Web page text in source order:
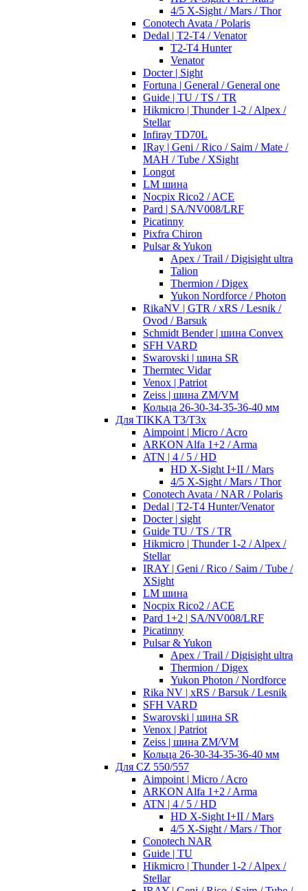
4/5 X-Sight / Mars / Thor
Conotech Avata / Polaris
Dedal | T2-T4 / Venator
T2-T4 Hunter
Venator
Docter | Sight
Fortuna | General / General one
Guide | TU / TS / TR
Hikmicro | Thunder 1-2 / Alpex /
Stellar
Infiray TD70L
IRay | Geni / Rico / Saim / Mate /
MAH / Tube / XSight
Longot
LM шина
Nocpix Rico2 / ACE
Pard | SA/NV008/LRF
Picatinny
Pixfra Chiron
Pulsar & Yukon
Apex / Trail / Digisight ultra
Talion
Thermion / Digex
Yukon Nordforce / Photon
RikaNV | GTR / xRS / Lesnik /
Ovod / Barsuk
Schmidt Bender | шина Convex
SFH VARD
Swarovski | шина SR
Thermtec Vidar
Venox | Patriot
Zeiss | шина ZM/VM
Кольца 26-30-34-35-36-40 мм
Для TIKKA T3/T3x
Aimpoint | Micro / Acro
ARKON Alfa 1+2 / Arma
ATN | 4 / 5 / HD
HD X-Sight I+II / Mars
4/5 X-Sight / Mars / Thor
Conotech Avata / NAR / Polaris
Dedal | T2-T4 Hunter/Venator
Docter | sight
Guide TU / TS / TR
Hikmicro | Thunder 1-2 / Alpex /
Stellar
IRAY | Geni / Rico / Saim / Tube /
XSight
LM шина
Nocpix Rico2 / ACE
Pard 1+2 | SA/NV008/LRF
Picatinny
Pulsar & Yukon
Apex / Trail / Digisight ultra
Thermion / Digex
Yukon Photon / Nordforce
Rika NV | xRS / Barsuk / Lesnik
SFH VARD
Swarovski | шина SR
Venox | Patriot
Zeiss | шина ZM/VM
Кольца 26-30-34-35-36-40 мм
Для CZ 550/557
Aimpoint | Micro / Acro
ARKON Alfa 1+2 / Arma
ATN | 4 / 5 / HD
HD X-Sight I+II / Mars
4/5 X-Sight / Mars / Thor
Conotech NAR
Guide | TU
Hikmicro | Thunder 1-2 / Alpex /
Stellar